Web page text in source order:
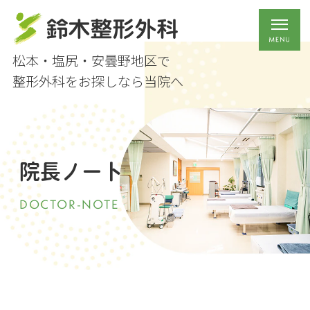
松本・塩尻・安曇野地区で
整形外科をお探しなら当院へ
院長ノート
DOCTOR-NOTE